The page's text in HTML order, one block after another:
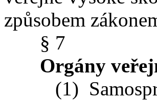
způsobem
§ 7
Orgány
(1)